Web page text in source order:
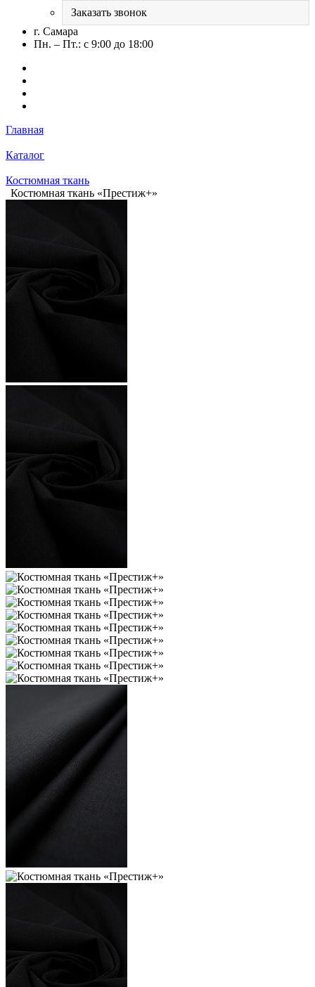
Заказать звонок
г. Самара
Пн. – Пт.: с 9:00 до 18:00
Главная
Каталог
Костюмная ткань
Костюмная ткань «Престиж+»